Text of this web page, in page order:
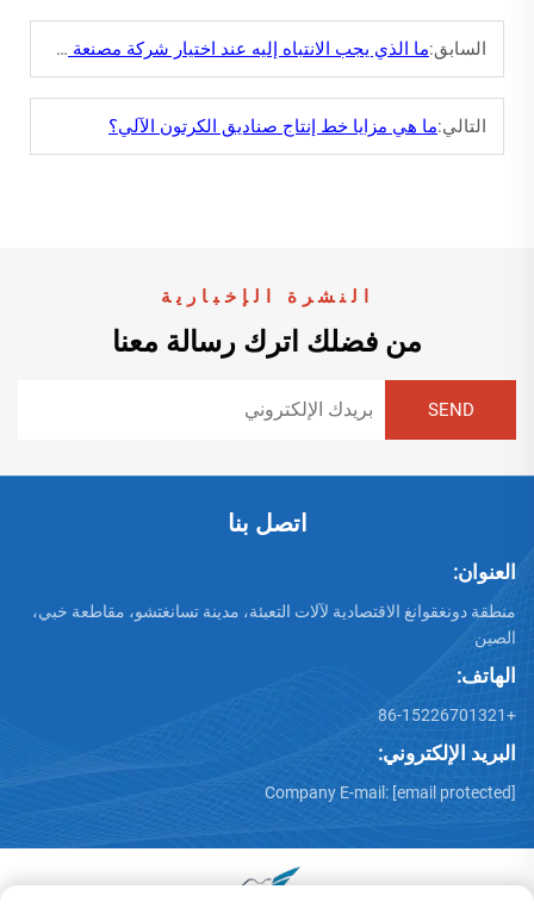
السابق:ما الذي يجب الانتباه إليه عند اختيار شركة مصنعة موثوقة لخط إنتاج صناديق الكرتون؟
التالي:ما هي مزايا خط إنتاج صناديق الكرتون الآلي؟
النشرة الإخبارية
من فضلك اترك رسالة معنا
اتصل بنا
العنوان:
منطقة دونغقوانغ الاقتصادية لآلات التعبئة، مدينة تسانغتشو، مقاطعة خبي،
الصين
الهاتف:
+86-15226701321
البريد الإلكتروني:
Company E-mail: [email protected]